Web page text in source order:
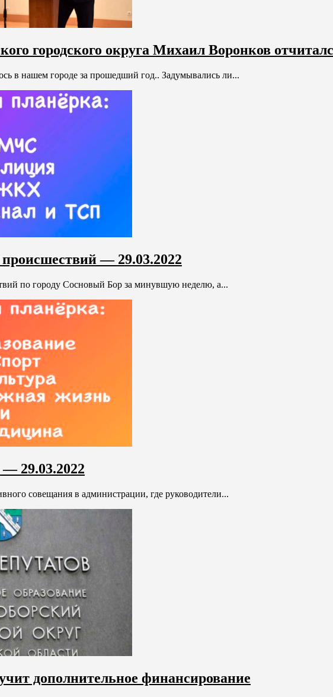
городского округа Михаил Воронков
в нашем городе за прошедший год.. Задумывались ли...
— 29.03.2022
по городу Сосновый Бор за минувшую неделю, а...
— 29.03.2022
совещания в администрации, где руководители...
дополнительное финансирование